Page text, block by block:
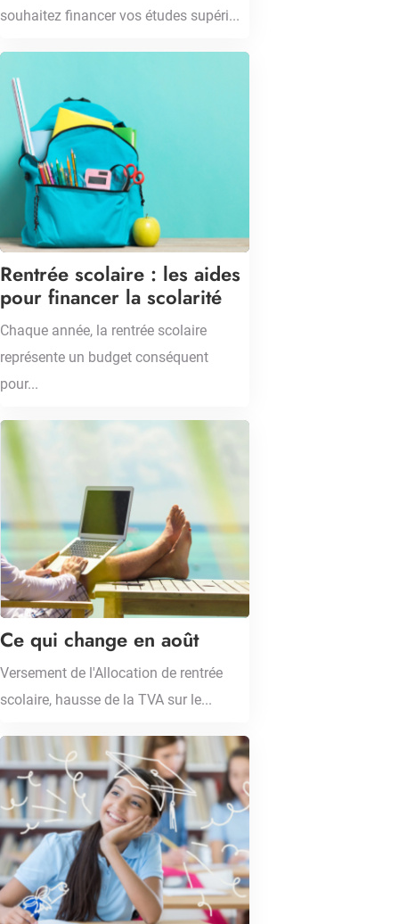
souhaitez financer vos études supéri...
Rentrée scolaire : les aides
pour financer la scolarité
Chaque année, la rentrée scolaire
représente un budget conséquent
pour...
Ce qui change en août
Versement de l'Allocation de rentrée
scolaire, hausse de la TVA sur le...